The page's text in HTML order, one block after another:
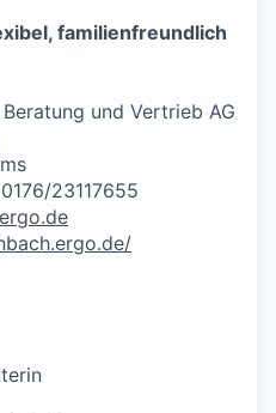
familienfreundlich
und Vertrieb AG
23117655